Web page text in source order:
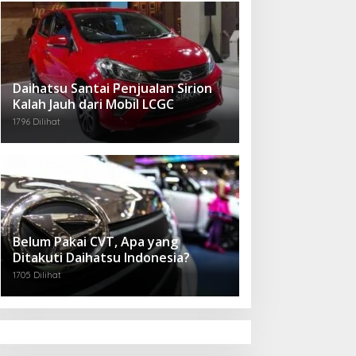
Daihatsu Santai Penjualan Sirion
Kalah Jauh dari Mobil LCGC
1796 Dilihat
Belum Pakai CVT, Apa yang
Ditakuti Daihatsu Indonesia?
1705 Dilihat